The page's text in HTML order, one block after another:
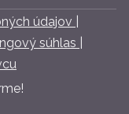
údajov
súhlas